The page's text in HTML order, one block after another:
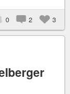
0 2 3